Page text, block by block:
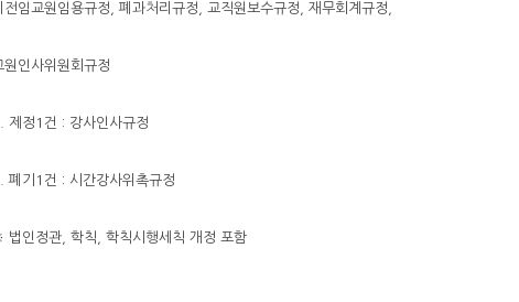
전임교원임용규정, 폐과처리규정, 교직원보수규정, 재무회계규정,
원인사위원회규정
제정1건 : 강사인사규정
폐기1건 : 시간강사위촉규정
법인정관, 학칙, 학칙시행세칙 개정 포함